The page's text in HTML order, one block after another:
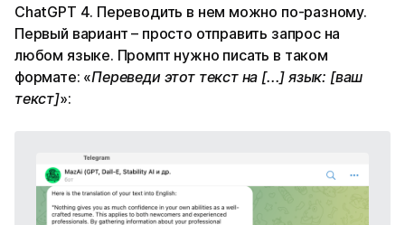
ChatGPT 4. Переводить в нем можно по-разному.
Первый вариант – просто отправить запрос на
любом языке. Промпт нужно писать в таком
формате: «Переведи этот текст на [...] язык: [ваш
текст]»: